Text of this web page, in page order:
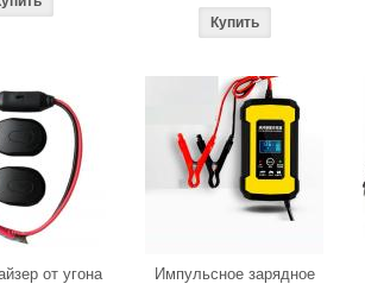
от угона
Импульсное зарядное